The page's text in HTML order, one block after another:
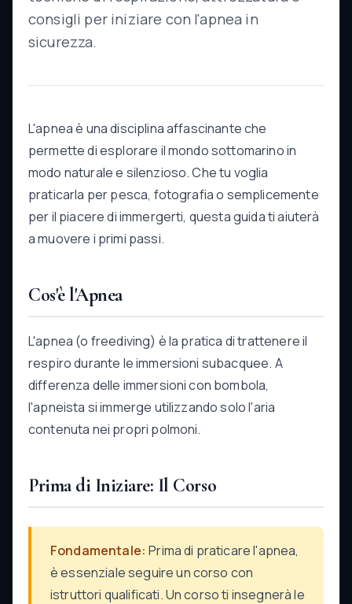
consigli per iniziare con l'apnea in
sicurezza.
L'apnea è una disciplina affascinante che
permette di esplorare il mondo sottomarino in
modo naturale e silenzioso. Che tu voglia
praticarla per pesca, fotografia o semplicemente
per il piacere di immergerti, questa guida ti aiuterà
a muovere i primi passi.
Cos'è l'Apnea
L'apnea (o freediving) è la pratica di trattenere il
respiro durante le immersioni subacquee. A
differenza delle immersioni con bombola,
l'apneista si immerge utilizzando solo l'aria
contenuta nei propri polmoni.
Prima di Iniziare: Il Corso
Fondamentale: Prima di praticare l'apnea,
è essenziale seguire un corso con
istruttori qualificati. Un corso ti insegnerà le